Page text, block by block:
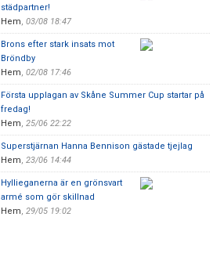
städpartner!
Hem, 03/08 18:47
Brons efter stark insats mot
Bröndby
Hem, 02/08 17:46
Första upplagan av Skåne Summer Cup startar på
fredag!
Hem, 25/06 22:22
Superstjärnan Hanna Bennison gästade tjejlag
Hem, 23/06 14:44
Hyllieganerna är en grönsvart
armé som gör skillnad
Hem, 29/05 19:02